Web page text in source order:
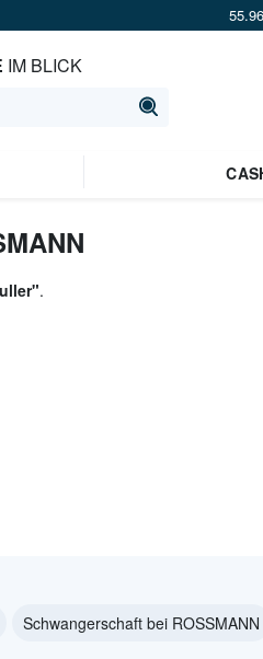
IM BLICK
.
Schwangerschaft bei ROSSMANN